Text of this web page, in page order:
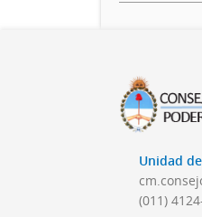
Unidad
(011)